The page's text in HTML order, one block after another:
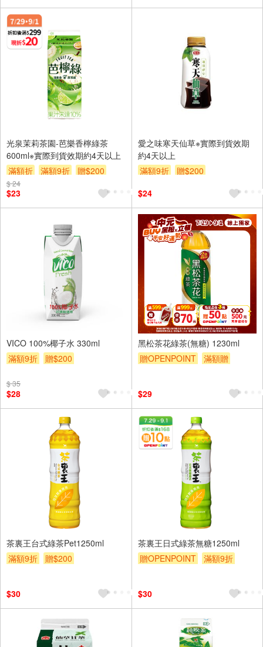
光泉茉莉茶園-芭樂香檸綠茶
600ml※實際到貨效期約4天以上
滿額折
滿額9折 贈$200
$ 24
$23
愛之味寒天仙草※實際到貨效期
約4天以上
滿額9折
贈$200
$24
VICO 100%椰子水 330ml
滿額9折
贈$200
$ 35
$28
黑松茶花綠茶(無糖) 1230ml
贈OPENPOINT
滿額贈
$29
茶裏王台式綠茶Pet1250ml
滿額9折
贈$200
$30
茶裏王日式綠茶無糖1250ml
贈OPENPOINT
滿額9折
$30